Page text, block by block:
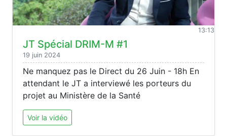
13:13
JT Spécial DRIM-M #1
19 juin 2024
Ne manquez pas le Direct du 26 Juin - 18h En
attendant le JT a interviewé les porteurs du
projet au Ministère de la Santé
Voir la vidéo